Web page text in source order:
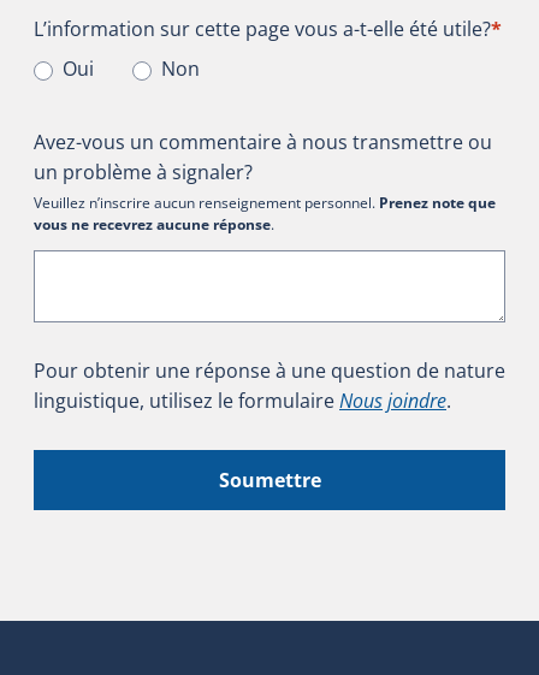
L’information sur cette page vous a-t-elle été utile?
L’information sur cette page vous a-t-elle été utile?*
Oui
Non
Avez-vous un commentaire à nous transmettre ou
un problème à signaler?
Veuillez n’inscrire aucun renseignement personnel. Prenez note que
vous ne recevrez aucune réponse.
Pour obtenir une réponse à une question de nature
linguistique, utilisez le formulaireNous joindre.
Soumettre